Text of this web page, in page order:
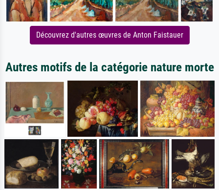
Découvrez d'autres œuvres de Anton Faistauer
Autres motifs de la catégorie nature morte